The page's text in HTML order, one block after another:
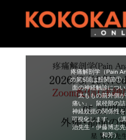
疼痛解剖学（Pain
の第5回は股関節①
面の神経触診につ
「太ももの前外側
痛い」。鼠径部の詰
神経絞扼の関係性
可視化します。 （
治先生・伊藤博志
和芳）